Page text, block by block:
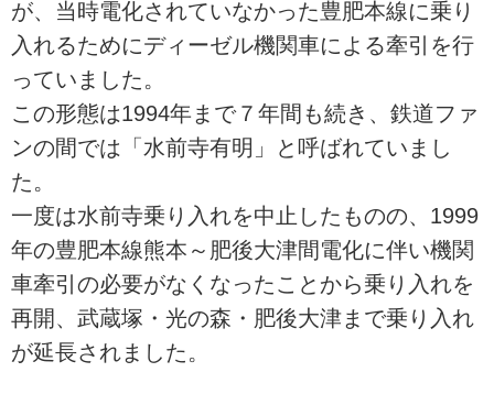
が、当時電化されていなかった豊肥本線に乗り
入れるためにディーゼル機関車による牽引を行
っていました。
この形態は1994年まで７年間も続き、鉄道ファ
ンの間では「水前寺有明」と呼ばれていまし
た。
一度は水前寺乗り入れを中止したものの、1999
年の豊肥本線熊本～肥後大津間電化に伴い機関
車牽引の必要がなくなったことから乗り入れを
再開、武蔵塚・光の森・肥後大津まで乗り入れ
が延長されました。